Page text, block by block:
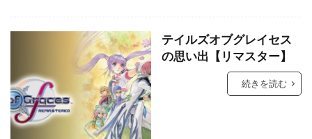
テイルズオブグレイセス
の思い出【リマスター】
続きを読む